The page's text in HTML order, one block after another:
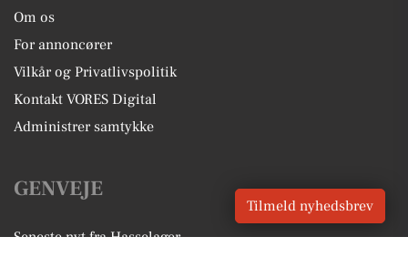
Om os
For annoncører
Vilkår og Privatlivspolitik
Kontakt VORES Digital
Administrer samtykke
GENVEJE
Seneste nyt fra Hasselager
Tilmeld nyhedsbrev